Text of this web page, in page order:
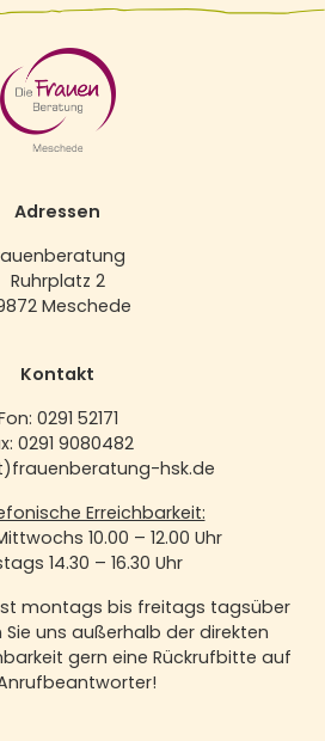
Adressen
Ruhrplatz 2
Meschede
Kontakt
0291 52171
0291 9080482
hsk.de
Erreichbarkeit:
10.00 – 12.00 Uhr
14.30 – 16.30 Uhr
montags bis freitags tagsüber
uns außerhalb der direkten
gern eine Rückrufbitte auf